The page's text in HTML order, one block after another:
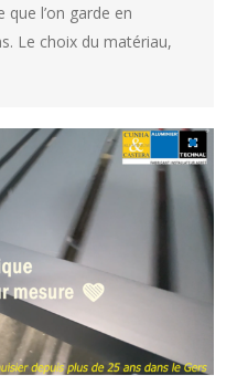
l’on garde en
Le choix du matériau,